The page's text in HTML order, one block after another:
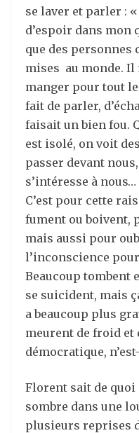
se laver et parler :
d’espoir dans mon
que des personnes
mises au monde. Il
manger pour tout
fait de parler,
faisait un bien fou.
est isolé, on voit
passer devant
s’intéresse à
C’est pour cette
fument ou boivent,
mais aussi pour
l’inconscience
Beaucoup tombent
se suicident, mais
a beaucoup plus
meurent de froid et
démocratique,
Florent sait de quoi
sombre dans une
plusieurs reprises